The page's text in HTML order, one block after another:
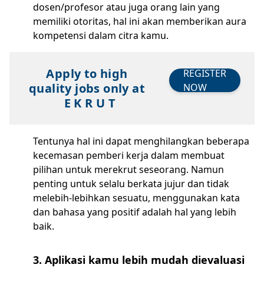
dosen/profesor atau juga orang lain yang
memiliki otoritas, hal ini akan memberikan aura
kompetensi dalam citra kamu.
Apply to high
quality jobs only at
E K R U T
REGISTER
NOW
Tentunya hal ini dapat menghilangkan beberapa
kecemasan pemberi kerja dalam membuat
pilihan untuk merekrut seseorang. Namun
penting untuk selalu berkata jujur dan tidak
melebih-lebihkan sesuatu, menggunakan kata
dan bahasa yang positif adalah hal yang lebih
baik.
3. Aplikasi kamu lebih mudah dievaluasi